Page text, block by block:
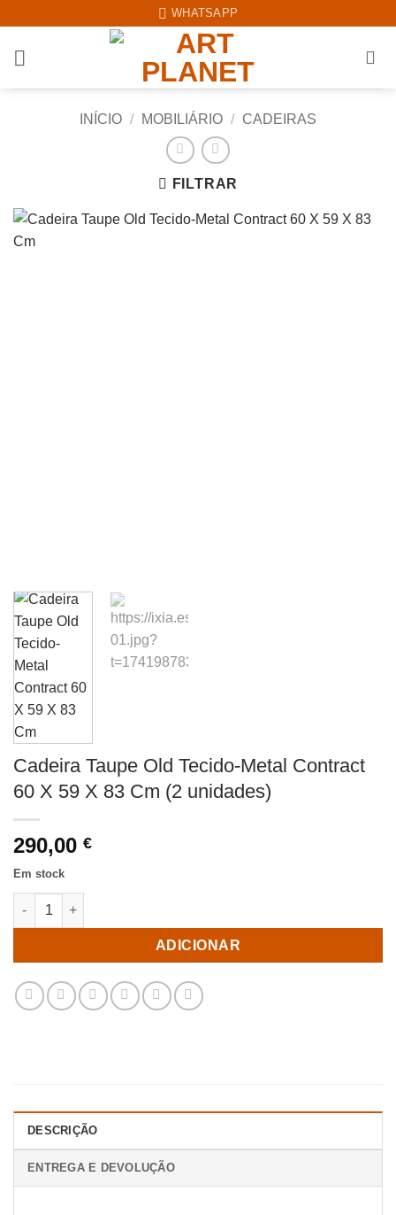
content
WHATSAPP
INÍCIO / MOBILIÁRIO / CADEIRAS
FILTRAR
Cadeira Taupe Old Tecido-Metal Contract
60 X 59 X 83 Cm (2 unidades)
290,00 €
Em stock
Quantidade de Cadeira Taupe Old Tecido-Metal Contract 60 X
ADICIONAR
DESCRIÇÃO
ENTREGA E DEVOLUÇÃO